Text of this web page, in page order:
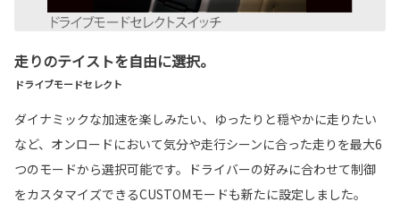
走りのテイストを自由に選択。
ドライブモードセレクト
ダイナミックな加速を楽しみたい、ゆったりと穏やかに走りたい
など、オンロードにおいて気分や走行シーンに合った走りを最大6
つのモードから選択可能です。ドライバーの好みに合わせて制御
をカスタマイズできるCUSTOMモードも新たに設定しました。